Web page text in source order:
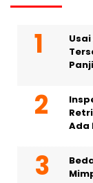
Panji
Ada